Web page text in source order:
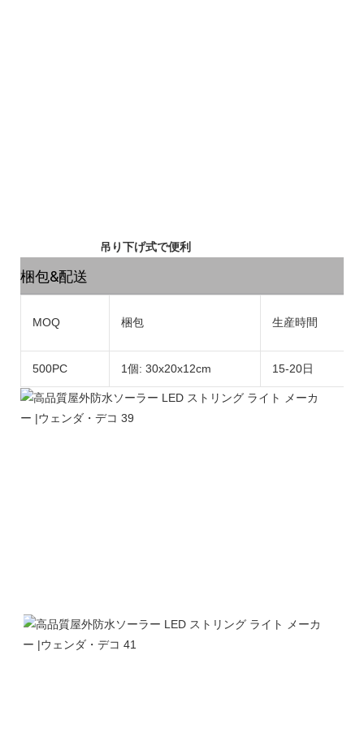
吊り下げ式で便利
梱包&配送
MOQ 梱包 生産時間
500PC 1個: 30x20x12cm 15-20日